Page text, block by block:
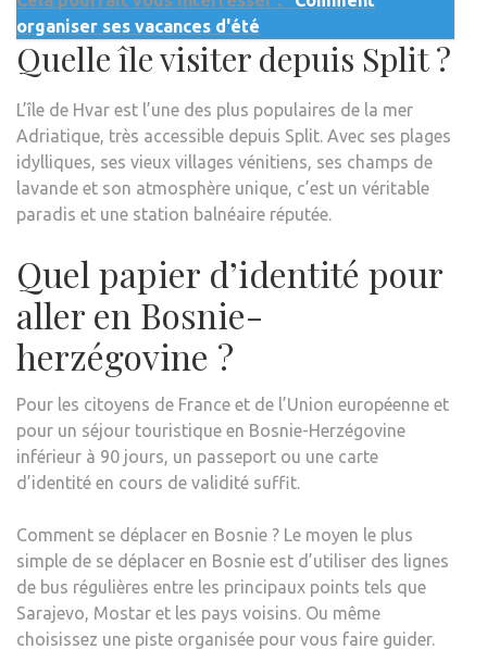
organiser ses vacances d'été
Quelle île visiter depuis Split ?
L’île de Hvar est l’une des plus populaires de la mer
Adriatique, très accessible depuis Split. Avec ses plages
idylliques, ses vieux villages vénitiens, ses champs de
lavande et son atmosphère unique, c’est un véritable
paradis et une station balnéaire réputée.
Quel papier d’identité pour
aller en Bosnie-
herzégovine ?
Pour les citoyens de France et de l’Union européenne et
pour un séjour touristique en Bosnie-Herzégovine
inférieur à 90 jours, un passeport ou une carte
d’identité en cours de validité suffit.
Comment se déplacer en Bosnie ? Le moyen le plus
simple de se déplacer en Bosnie est d’utiliser des lignes
de bus régulières entre les principaux points tels que
Sarajevo, Mostar et les pays voisins. Ou même
choisissez une piste organisée pour vous faire guider.